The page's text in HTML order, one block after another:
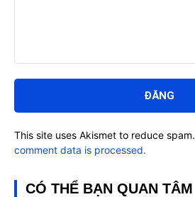
luận:
This site uses Akismet to reduce spam.
comment data is processed.
CÓ THỂ BẠN QUAN TÂM